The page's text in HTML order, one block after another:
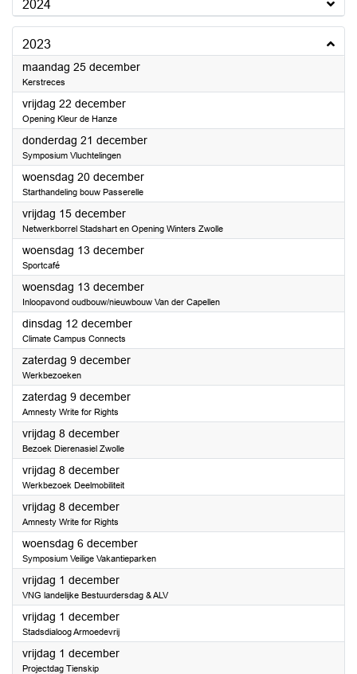
2024
2023
maandag 25 december2023
Kerstreces
vrijdag 22 december2023
Opening Kleur de Hanze
donderdag 21 december2023
Symposium Vluchtelingen
woensdag 20 december2023
Starthandeling bouw Passerelle
vrijdag 15 december2023
Netwerkborrel Stadshart en Opening Winters Zwolle
woensdag 13 december2023
Sportcafé
woensdag 13 december2023
Inloopavond oudbouw/nieuwbouw Van der Capellen
dinsdag 12 december2023
Climate Campus Connects
zaterdag 9 december2023
Werkbezoeken
zaterdag 9 december2023
Amnesty Write for Rights
vrijdag 8 december2023
Bezoek Dierenasiel Zwolle
vrijdag 8 december2023
Werkbezoek Deelmobiliteit
vrijdag 8 december2023
Amnesty Write for Rights
woensdag 6 december2023
Symposium Veilige Vakantieparken
vrijdag 1 december2023
VNG landelijke Bestuurdersdag & ALV
vrijdag 1 december2023
Stadsdialoog Armoedevrij
vrijdag 1 december2023
Projectdag Tienskip